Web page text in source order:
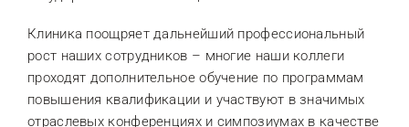
Клиника поощряет дальнейший профессиональный
рост наших сотрудников – многие наши коллеги
проходят дополнительное обучение по программам
повышения квалификации и участвуют в значимых
отраслевых конференциях и симпозиумах в качестве